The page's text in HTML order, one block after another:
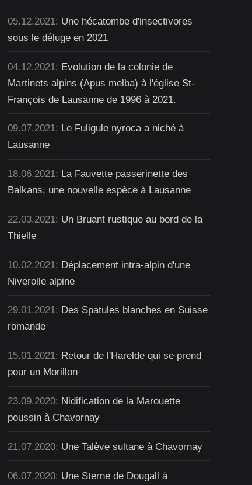
05.12.2021: Une hécatombe d'insectivores
sous le déluge en 2021
04.12.2021: Evolution de la colonie de
Martinets alpins (Apus melba) à l'église St-
François de Lausanne de 1996 à 2021.
09.07.2021: Le Fuligule nyroca a niché à
Lausanne
18.06.2021: La Fauvette passerinette des
Balkans, une nouvelle espèce à Lausanne
22.03.2021: Un Bruant rustique au bord de la
Thielle
10.02.2021: Déplacement intra-alpin d'une
Niverolle alpine
29.01.2021: Des Spatules blanches en Suisse
romande
15.01.2021: Retour de l'Harelde qui se prend
pour un Morillon
23.09.2020: Nidification de la Marouette
poussin à Chavornay
21.07.2020: Une Talève sultane à Chavornay
06.07.2020: Une Sterne de Dougall à